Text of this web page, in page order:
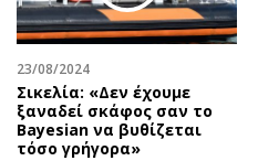
23/08/2024
Σικελία: «Δεν έχουμε
ξαναδεί σκάφος σαν το
Bayesian να βυθίζεται
τόσο γρήγορα»